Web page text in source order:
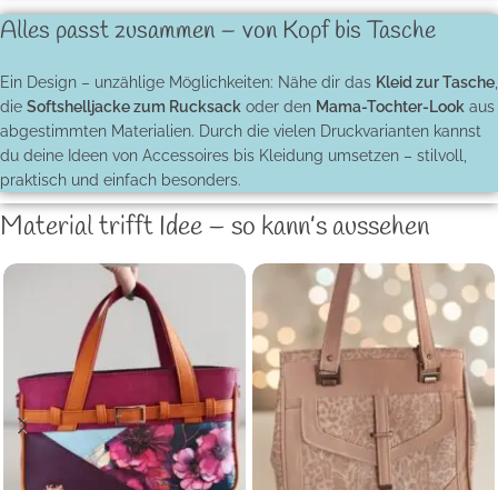
Alles passt zusammen – von Kopf bis Tasche
Ein Design – unzählige Möglichkeiten: Nähe dir das Kleid zur Tasche
die Softshelljacke zum Rucksack oder den Mama-Tochter-Look aus
abgestimmten Materialien. Durch die vielen Druckvarianten kannst
du deine Ideen von Accessoires bis Kleidung umsetzen – stilvoll,
praktisch und einfach besonders.
Material trifft Idee – so kann’s aussehen